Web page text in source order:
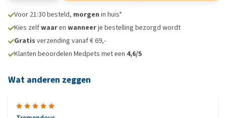
Voor 21:30 besteld, morgen in huis*
Kies zelfwaaren wanneerje bestelling bezorgd wordt
Gratis verzending vanaf € 69,-
Klanten beoordelen Medpets met een 4,6/5
Wat anderen zeggen